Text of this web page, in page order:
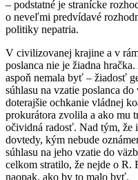
– podstatné je stranícke
o neveľmi predvídavé
politiky nepatria.
V civilizovanej krajine a v
poslanca nie je žiadna
aspoň nemala byť – žiadosť
súhlasu na vzatie poslanca
doterajšie ochkanie vládnej
prokurátora zvolila a ako mu
očividná radosť. Nad tým, že
dovtedy, kým nebude
súhlasu na jeho vzatie do
celkom stratilo, že nejde o R.
naopak, ako by to malo byť.